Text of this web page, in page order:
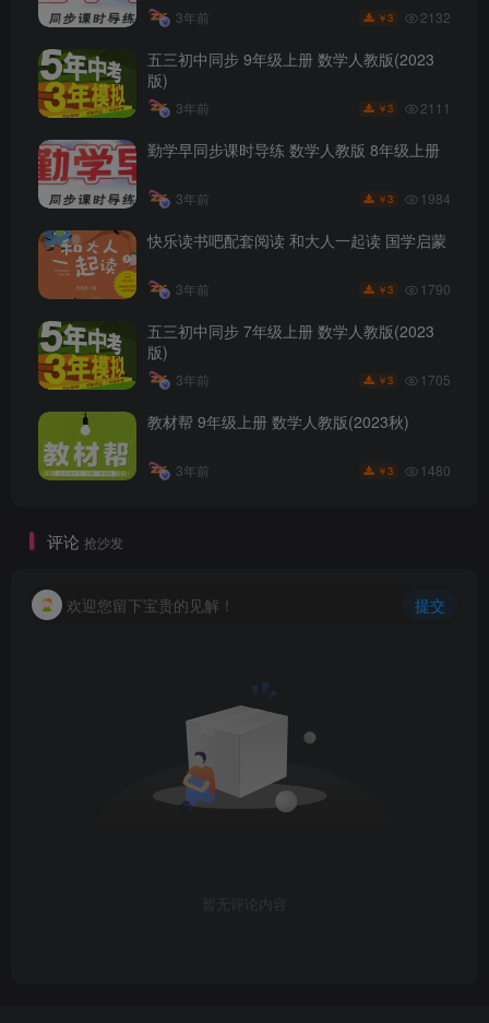
3年前 ￥3 2132
五三初中同步 9年级上册 数学人教版(2023
版)
3年前 ￥3 2111
勤学早同步课时导练 数学人教版 8年级上册
3年前 ￥3 1984
快乐读书吧配套阅读 和大人一起读 国学启蒙
3年前 ￥3 1790
五三初中同步 7年级上册 数学人教版(2023
版)
3年前 ￥3 1705
教材帮 9年级上册 数学人教版(2023秋)
3年前 ￥3 1480
评论 抢沙发
欢迎您留下宝贵的见解！ 提交
暂无评论内容